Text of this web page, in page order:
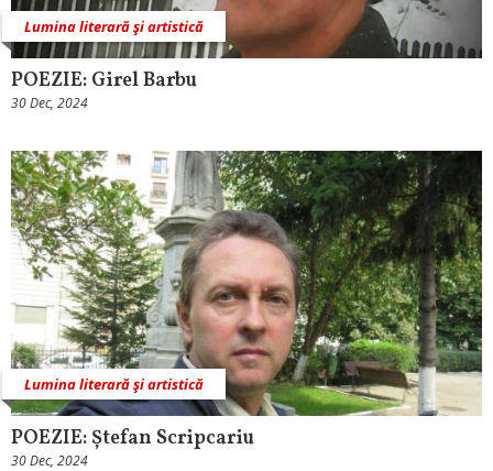
Lumina literară şi artistică
POEZIE: Girel Barbu
30 Dec, 2024
Lumina literară şi artistică
POEZIE: Ștefan Scripcariu
30 Dec, 2024